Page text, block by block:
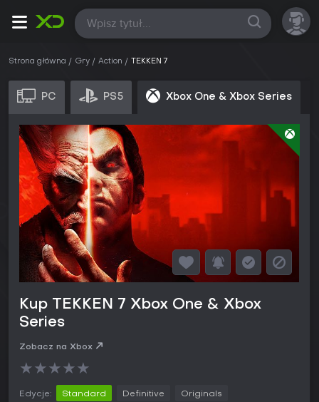
Wszystkie
Strona główna Gry Action TEKKEN 7
PC PS5 Xbox One & Xbox Series
Kup TEKKEN 7 Xbox One & Xbox
Series
Zobacz na Xbox
★★★★★
Edycje: Standard Definitive Originals